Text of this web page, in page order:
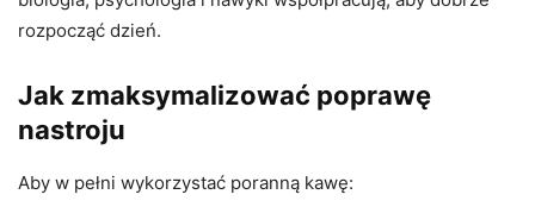
rozpocząć dzień.
Jak zmaksymalizować poprawę
nastroju
Aby w pełni wykorzystać poranną kawę: